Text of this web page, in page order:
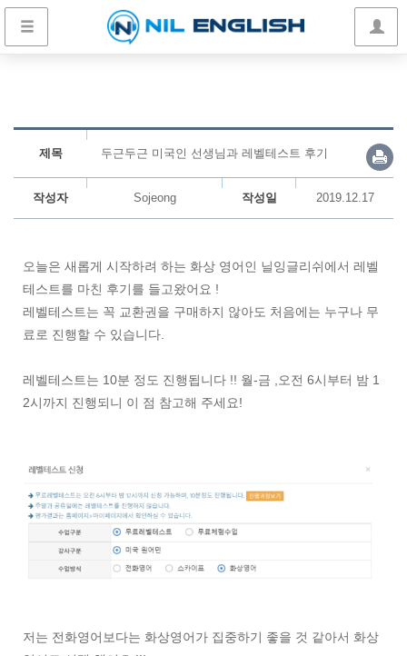
제목 두근두근 미국인 선생님과 레벨테스트 후기
작성자 Sojeong 작성일 2019.12.17
오늘은 새롭게 시작하려 하는 화상 영어인 닐잉글리쉬에서 레벨
테스트를 마친 후기를 들고왔어요 !
레벨테스트는 꼭 교환권을 구매하지 않아도 처음에는 누구나 무
료로 진행할 수 있습니다.
레벨테스트는 10분 정도 진행됩니다 !! 월-금 ,오전 6시부터 밤 1
2시까지 진행되니 이 점 참고해 주세요!
저는 전화영어보다는 화상영어가 집중하기 좋을 것 같아서 화상